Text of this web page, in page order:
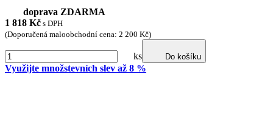
doprava ZDARMA
1 818 Kč s DPH
(Doporučená maloobchodní cena: 2 200 Kč)
ks Do košíku
Využijte množstevních slev až 8 %